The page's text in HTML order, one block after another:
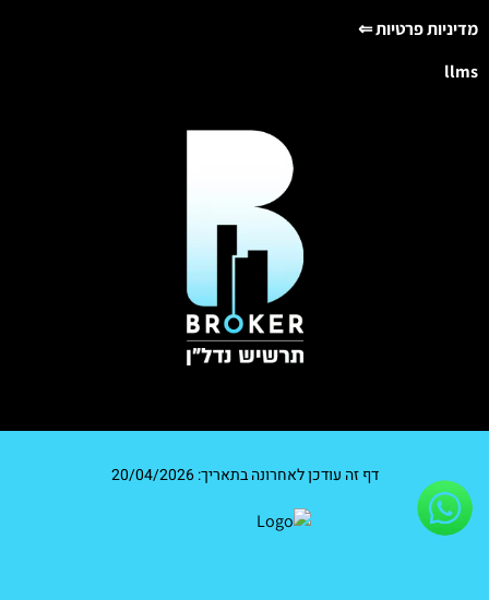
מדיניות פרטיות ⇐
llms
דף זה עודכן לאחרונה בתאריך: 20/04/2026